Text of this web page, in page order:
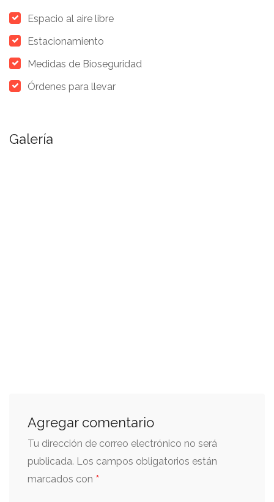
Espacio al aire libre
Estacionamiento
Medidas de Bioseguridad
Órdenes para llevar
Galería
Agregar comentario
Tu dirección de correo electrónico no será
publicada. Los campos obligatorios están
marcados con *